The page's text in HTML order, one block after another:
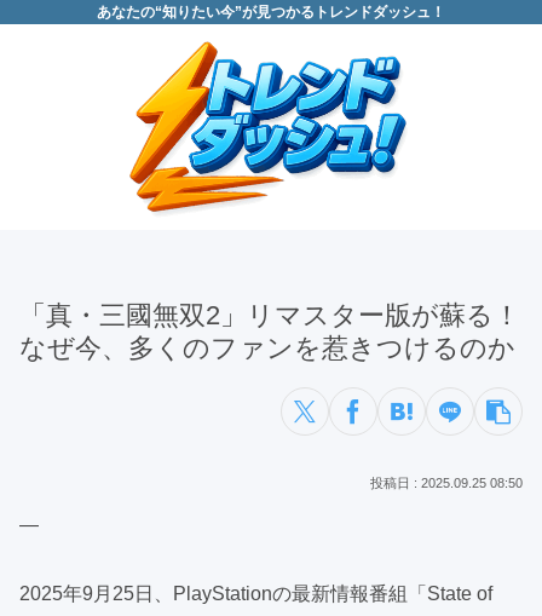
あなたの“知りたい今”が見つかるトレンドダッシュ！
「真・三國無双2」リマスター版が蘇る！
なぜ今、多くのファンを惹きつけるのか
2025.09.25 08:50
—
2025年9月25日、PlayStationの最新情報番組「State of